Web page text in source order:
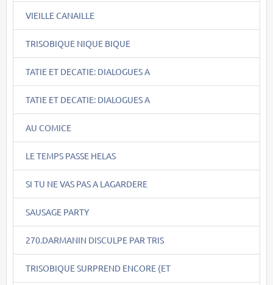
VIEILLE CANAILLE
TRISOBIQUE NIQUE BIQUE
TATIE ET DECATIE: DIALOGUES A
TATIE ET DECATIE: DIALOGUES A
AU COMICE
LE TEMPS PASSE HELAS
SI TU NE VAS PAS A LAGARDERE
SAUSAGE PARTY
270.DARMANIN DISCULPE PAR TRIS
TRISOBIQUE SURPREND ENCORE (ET